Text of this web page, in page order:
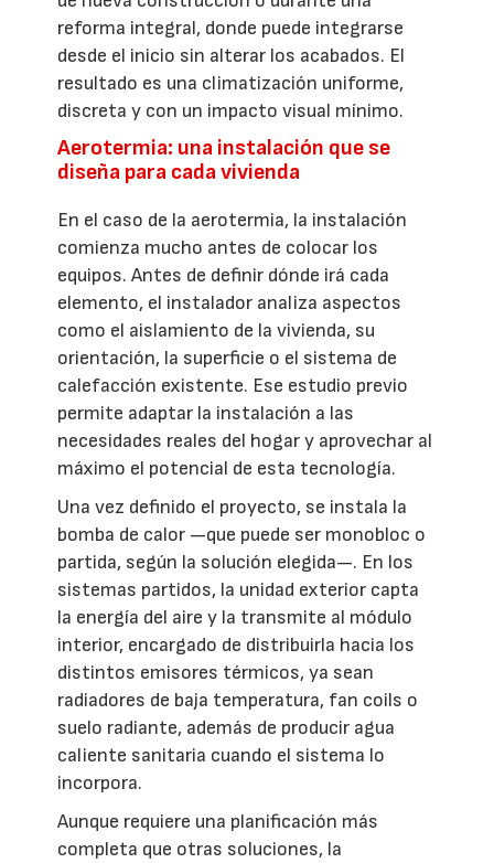
reforma integral, donde puede integrarse
desde el inicio sin alterar los acabados. El
resultado es una climatización uniforme,
discreta y con un impacto visual mínimo.
Aerotermia: una instalación que se
diseña para cada vivienda
En el caso de la aerotermia, la instalación
comienza mucho antes de colocar los
equipos. Antes de definir dónde irá cada
elemento, el instalador analiza aspectos
como el aislamiento de la vivienda, su
orientación, la superficie o el sistema de
calefacción existente. Ese estudio previo
permite adaptar la instalación a las
necesidades reales del hogar y aprovechar al
máximo el potencial de esta tecnología.
Una vez definido el proyecto, se instala la
bomba de calor —que puede ser monobloc o
partida, según la solución elegida—. En los
sistemas partidos, la unidad exterior capta
la energía del aire y la transmite al módulo
interior, encargado de distribuirla hacia los
distintos emisores térmicos, ya sean
radiadores de baja temperatura, fan coils o
suelo radiante, además de producir agua
caliente sanitaria cuando el sistema lo
incorpora.
Aunque requiere una planificación más
completa que otras soluciones, la